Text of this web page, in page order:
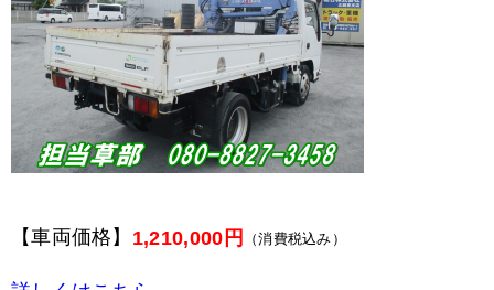
【車両価格】 1,210,000円 （消費税込み）